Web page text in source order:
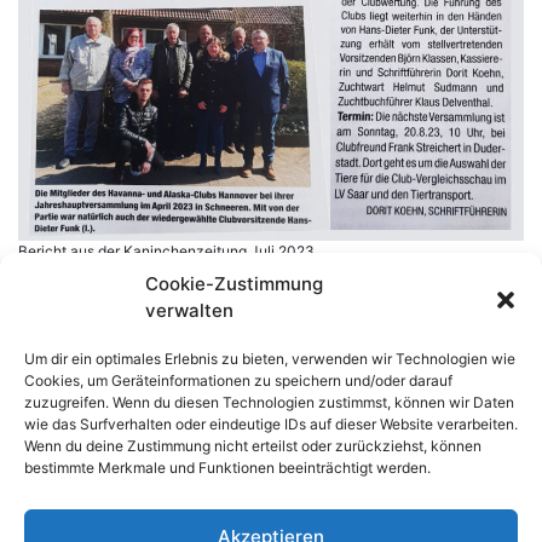
Cookie-Zustimmung
verwalten
Um dir ein optimales Erlebnis zu bieten, verwenden wir Technologien wie
Cookies, um Geräteinformationen zu speichern und/oder darauf
zuzugreifen. Wenn du diesen Technologien zustimmst, können wir Daten
wie das Surfverhalten oder eindeutige IDs auf dieser Website verarbeiten.
Wenn du deine Zustimmung nicht erteilst oder zurückziehst, können
bestimmte Merkmale und Funktionen beeinträchtigt werden.
Akzeptieren
Bericht aus der Kaninchenzeitung Juli 2023
Havanna- und Alaska-Club im LV Hannover
Users Today : 44
This Month : 263
Total Users : 16649